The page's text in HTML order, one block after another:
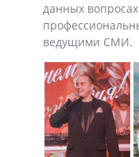
данных
ведущими СМИ.